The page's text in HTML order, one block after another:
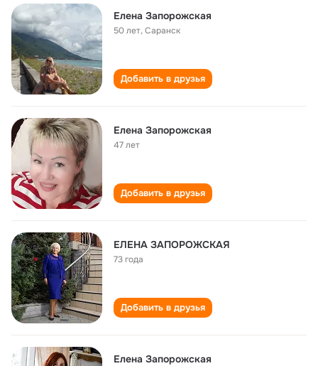
Елена Запорожская
50 лет,Саранск
Добавить в друзья
Елена Запорожская
47 лет
Добавить в друзья
ЕЛЕНА ЗАПОРОЖСКАЯ
73 года
Добавить в друзья
Елена Запорожская